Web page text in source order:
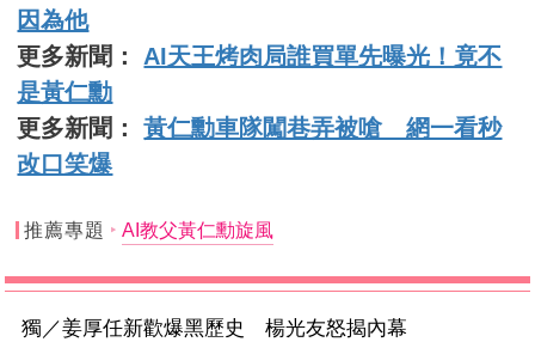
因為他
更多新聞：AI天王烤肉局誰買單先曝光！竟不
是黃仁勳
更多新聞：黃仁勳車隊闖巷弄被嗆 網一看秒
改口笑爆
推薦專題 AI教父黃仁勳旋風
獨／姜厚任新歡爆黑歷史 楊光友怒揭內幕